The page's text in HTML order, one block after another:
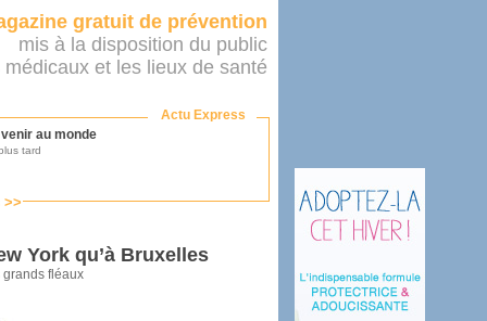
gratuit de prévention
mis à la disposition du public
et les lieux de santé
Actu Express
>>
au monde
tard
par le ministère...
York qu’à Bruxelles
fléaux